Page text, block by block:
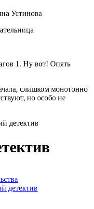
Устинова
1. Ну вот! Опять
слишком монотонно
но особо не
детектив
детектив